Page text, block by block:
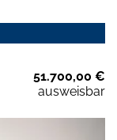
51.700,00 €
ausweisbar